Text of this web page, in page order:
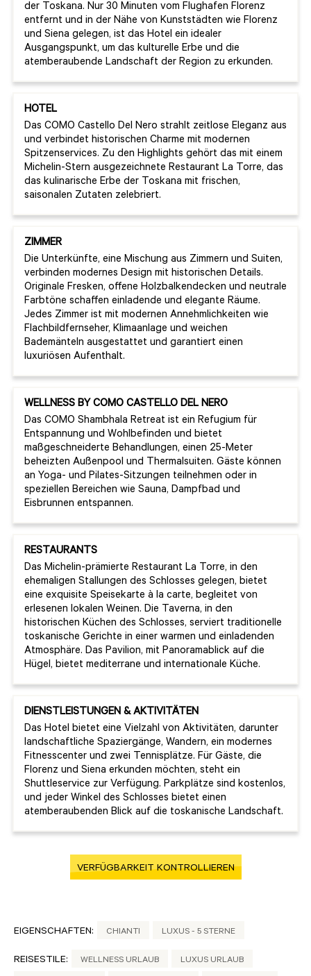
der Toskana. Nur 30 Minuten vom Flughafen Florenz
entfernt und in der Nähe von Kunststädten wie Florenz
und Siena gelegen, ist das Hotel ein idealer
Ausgangspunkt, um das kulturelle Erbe und die
atemberaubende Landschaft der Region zu erkunden.
HOTEL
Das COMO Castello Del Nero strahlt zeitlose Eleganz aus
und verbindet historischen Charme mit modernen
Spitzenservices. Zu den Highlights gehört das mit einem
Michelin-Stern ausgezeichnete Restaurant La Torre, das
das kulinarische Erbe der Toskana mit frischen,
saisonalen Zutaten zelebriert.
ZIMMER
Die Unterkünfte, eine Mischung aus Zimmern und Suiten,
verbinden modernes Design mit historischen Details.
Originale Fresken, offene Holzbalkendecken und neutrale
Farbtöne schaffen einladende und elegante Räume.
Jedes Zimmer ist mit modernen Annehmlichkeiten wie
Flachbildfernseher, Klimaanlage und weichen
Bademänteln ausgestattet und garantiert einen
luxuriösen Aufenthalt.
WELLNESS BY COMO CASTELLO DEL NERO
Das COMO Shambhala Retreat ist ein Refugium für
Entspannung und Wohlbefinden und bietet
maßgeschneiderte Behandlungen, einen 25-Meter
beheizten Außenpool und Thermalsuiten. Gäste können
an Yoga- und Pilates-Sitzungen teilnehmen oder in
speziellen Bereichen wie Sauna, Dampfbad und
Eisbrunnen entspannen.
RESTAURANTS
Das Michelin-prämierte Restaurant La Torre, in den
ehemaligen Stallungen des Schlosses gelegen, bietet
eine exquisite Speisekarte à la carte, begleitet von
erlesenen lokalen Weinen. Die Taverna, in den
historischen Küchen des Schlosses, serviert traditionelle
toskanische Gerichte in einer warmen und einladenden
Atmosphäre. Das Pavilion, mit Panoramablick auf die
Hügel, bietet mediterrane und internationale Küche.
DIENSTLEISTUNGEN & AKTIVITÄTEN
Das Hotel bietet eine Vielzahl von Aktivitäten, darunter
landschaftliche Spaziergänge, Wandern, ein modernes
Fitnesscenter und zwei Tennisplätze. Für Gäste, die
Florenz und Siena erkunden möchten, steht ein
Shuttleservice zur Verfügung. Parkplätze sind kostenlos,
und jeder Winkel des Schlosses bietet einen
atemberaubenden Blick auf die toskanische Landschaft.
VERFÜGBARKEIT KONTROLLIEREN
EIGENSCHAFTEN: CHIANTI LUXUS - 5 STERNE
REISESTILE: WELLNESS URLAUB LUXUS URLAUB